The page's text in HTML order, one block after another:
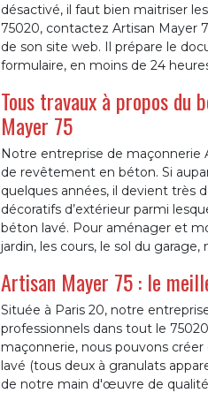
désactivé, il faut bien maitriser
75020, contactez Artisan Mayer
de son site web. Il prépare le
formulaire, en moins de 24
Tous travaux à propos du
Mayer 75
Notre entreprise de maçonnerie
de revêtement en béton. Si
quelques années, il devient très
décoratifs d’extérieur parmi
béton lavé. Pour aménager et
jardin, les cours, le sol du
Artisan Mayer 75 : le
Située à Paris 20, notre
professionnels dans tout le
maçonnerie, nous pouvons
lavé (tous deux à granulats
de notre main d'œuvre de